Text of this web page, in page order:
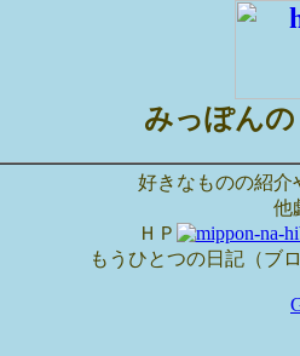
みっぽん
好きなものの紹介
他
ＨＰ
もうひとつの日記（ブ